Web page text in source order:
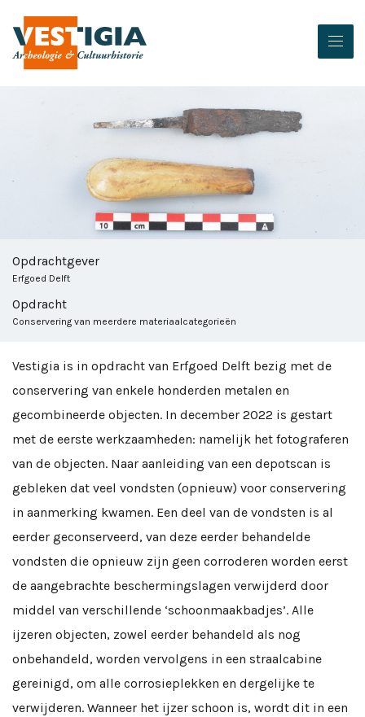
Opdrachtgever
Erfgoed Delft
Opdracht
Conservering van meerdere materiaalcategorieën
Vestigia is in opdracht van Erfgoed Delft bezig met de
conservering van enkele honderden metalen en
gecombineerde objecten. In december 2022 is gestart
met de eerste werkzaamheden: namelijk het fotograferen
van de objecten. Naar aanleiding van een depotscan is
gebleken dat veel vondsten (opnieuw) voor conservering
in aanmerking kwamen. Een deel van de vondsten is al
eerder geconserveerd, van deze eerder behandelde
vondsten die opnieuw zijn geen corroderen worden eerst
de aangebrachte beschermingslagen verwijderd door
middel van verschillende ‘schoonmaakbadjes’. Alle
ijzeren objecten, zowel eerder behandeld als nog
onbehandeld, worden vervolgens in een straalcabine
gereinigd, om alle corrosieplekken en dergelijke te
verwijderen. Wanneer het ijzer schoon is, wordt dit in een